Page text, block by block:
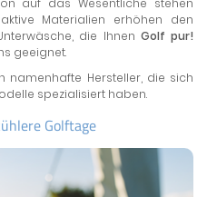
auf das Wesentliche stehen
Materialien erhöhen den
die Ihnen Golf pur!
geeignet.
namenhafte Hersteller, die sich
spezialisiert haben.
Golftage